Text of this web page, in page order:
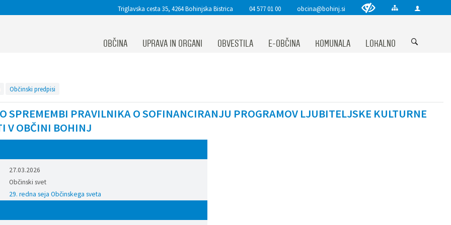
Triglavska cesta 35, 4264 Bohinjska Bistrica 04 577 01 00 obcina@bohinj.si
OBČINA UPRAVA IN ORGANI OBVESTILA E-OBČINA KOMUNALA LOKALNO
Občinski predpisi
SPREMEMBI PRAVILNIKA O SOFINANCIRANJU PROGRAMOV LJUBITELJSKE KULTURNE
V OBČINI BOHINJ
27.03.2026
Občinski svet
29. redna seja Občinskega sveta